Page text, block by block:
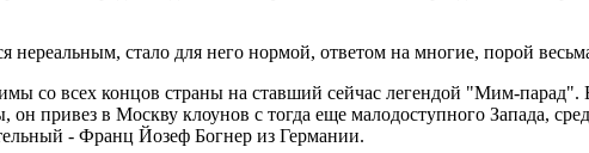
стало для него нормой, ответом на многие, порой
со всех концов страны на ставший сейчас легендой "Мим-парад".
привез в Москву клоунов с тогда еще малодоступного Запада,
- Франц Йозеф Богнер из Германии.